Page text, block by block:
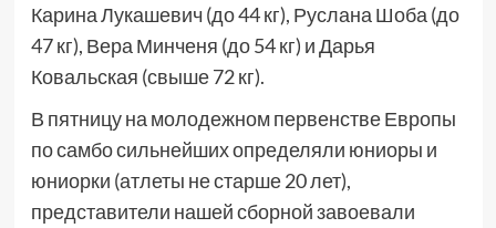
Карина Лукашевич (до 44 кг), Руслана Шоба (до
47 кг), Вера Минченя (до 54 кг) и Дарья
Ковальская (свыше 72 кг).
В пятницу на молодежном первенстве Европы
по самбо сильнейших определяли юниоры и
юниорки (атлеты не старше 20 лет),
представители нашей сборной завоевали